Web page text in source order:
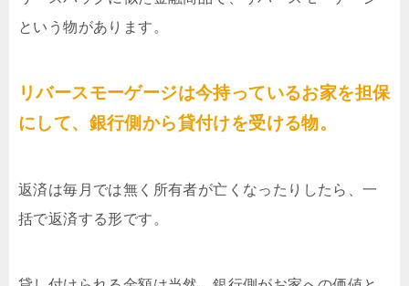
という物があります。
リバースモーゲージは今持っているお家を担保
にして、銀行側から貸付けを受ける物。
返済は毎月では無く所有者が亡くなったりしたら、一
括で返済する形です。